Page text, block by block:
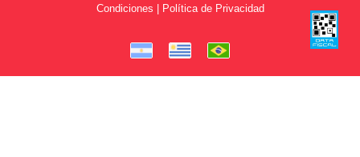
Condiciones | Política de Privacidad